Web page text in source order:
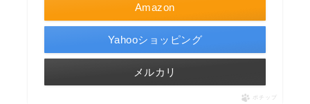
Amazon
Yahooショッピング
メルカリ
ポチップ